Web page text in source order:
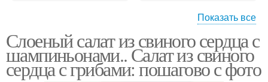
Салат из сердца Салат с сердцем
Показать все
Слоеный салат из свиного сердца с
шампиньонами.. Салат из свиного
сердца с грибами: пошагово с фото